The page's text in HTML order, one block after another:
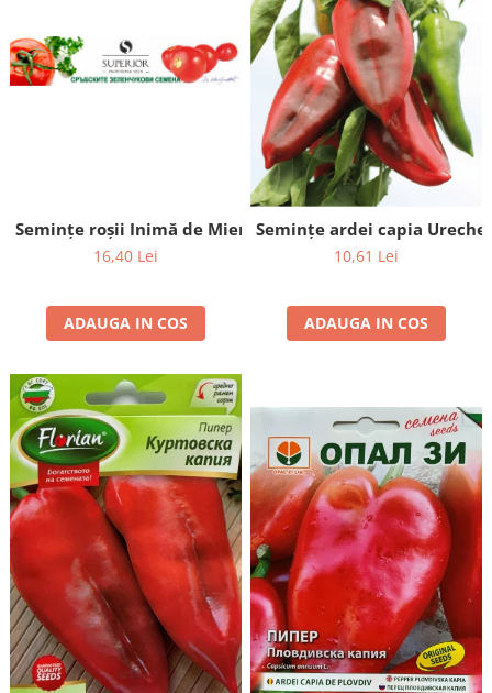
Semințe roșii Inimă de Miere - 50 de seminte
16,40 Lei
ADAUGA IN COS
Semințe ardei capia Ureche
10,61 Lei
ADAUGA IN COS